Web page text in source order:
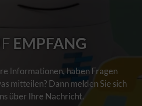
EMPFANG
Informationen, haben Fragen
mitteilen? Dann melden Sie sich
über Ihre Nachricht.